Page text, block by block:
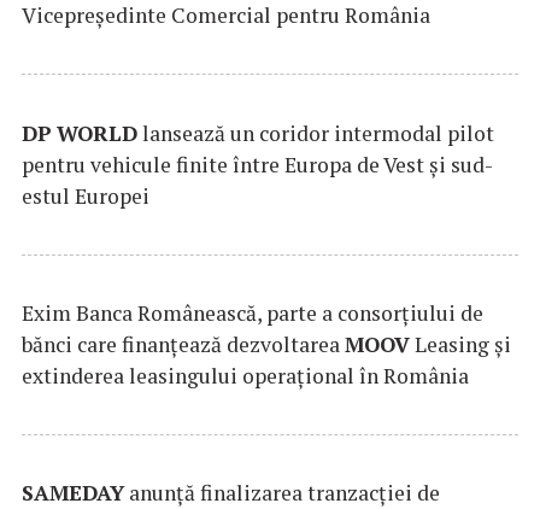
Vicepreședinte Comercial pentru România
DP WORLDlansează un coridor intermodal pilot
pentru vehicule finite între Europa de Vest și sud-
estul Europei
Exim Banca Românească, parte a consorțiului de
bănci care finanțează dezvoltareaMOOVLeasing și
extinderea leasingului operațional în România
SAMEDAYanunță finalizarea tranzacției de